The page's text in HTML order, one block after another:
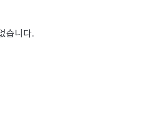
습니다.